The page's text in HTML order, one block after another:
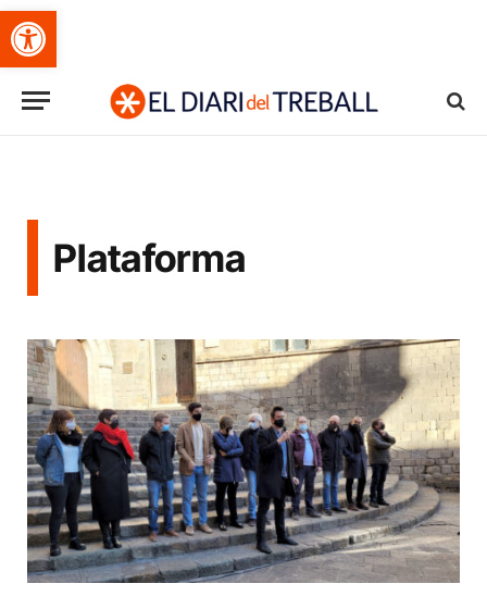
Obre la barra d'eines
Plataforma